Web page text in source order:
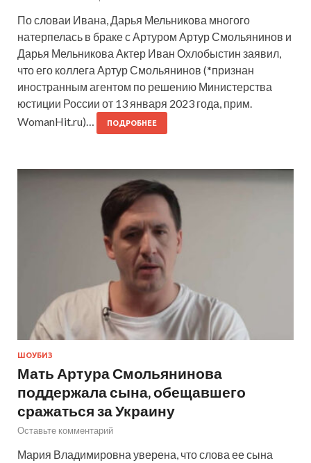
По словаи Ивана, Дарья Мельникова многого
натерпелась в браке с Артуром Артур Смольянинов и
Дарья Мельникова Актер Иван Охлобыстин заявил,
что его коллега Артур Смольянинов (*признан
иностранным агентом по решению Министерства
юстиции России от 13 января 2023 года, прим.
WomanHit.ru)…
ПОДРОБНЕЕ
ШОУБИЗ
Мать Артура Смольянинова
поддержала сына, обещавшего
сражаться за Украину
Оставьте комментарий
Мария Владимировна уверена, что слова ее сына